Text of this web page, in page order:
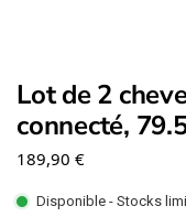
Lot de 2
connecté,
189,90 €
Disponible - Stocks